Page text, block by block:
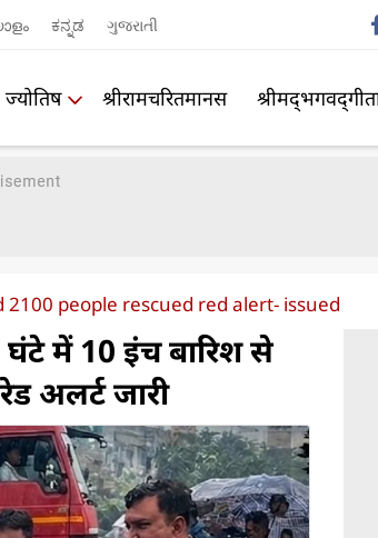
ಕನ್ನಡ ગુજરાતી
ज्योतिष श्रीरामचरितमानस
people rescued red alert- issued
में 10 इंच बारिश से
अलर्ट जारी